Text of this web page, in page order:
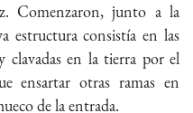
Comenzaron, junto a la
estructura consistía en las
clavadas en la tierra por el
ensartar otras ramas en
de la entrada.